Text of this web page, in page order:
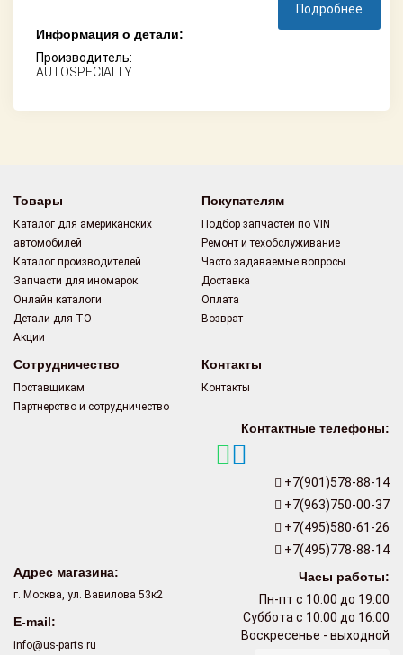
Информация о детали:
Производитель:
AUTOSPECIALTY
Подробнее
Товары
Каталог для американских
автомобилей
Каталог производителей
Запчасти для иномарок
Онлайн каталоги
Детали для ТО
Акции
Покупателям
Подбор запчастей по VIN
Ремонт и техобслуживание
Часто задаваемые вопросы
Доставка
Оплата
Возврат
Сотрудничество
Поставщикам
Партнерство и сотрудничество
Контакты
Контакты
Контактные телефоны:
+7(901)578-88-14
+7(963)750-00-37
+7(495)580-61-26
+7(495)778-88-14
Часы работы:
Пн-пт с 10:00 до 19:00
Суббота с 10:00 до 16:00
Воскресенье - выходной
Адрес магазина:
г. Москва, ул. Вавилова 53к2
E-mail:
info@us-parts.ru